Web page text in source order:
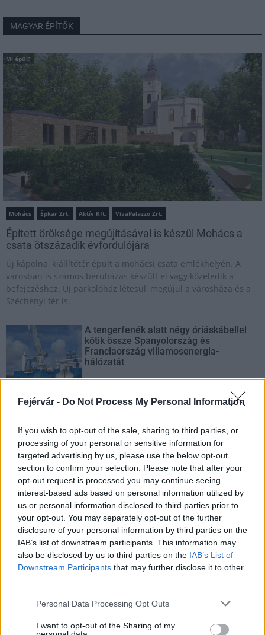
Fejérvár - Do Not Process My Personal Information
If you wish to opt-out of the sale, sharing to third parties, or
processing of your personal or sensitive information for
targeted advertising by us, please use the below opt-out
section to confirm your selection. Please note that after your
opt-out request is processed you may continue seeing
interest-based ads based on personal information utilized by
us or personal information disclosed to third parties prior to
your opt-out. You may separately opt-out of the further
disclosure of your personal information by third parties on the
IAB’s list of downstream participants. This information may
also be disclosed by us to third parties on the IAB’s List of
Downstream Participants that may further disclose it to other
Please note that this website/app uses one or more Google
not limited to your visit or usage behaviour. You may click to
Personal Data Processing Opt Outs
I want to opt-out of the Sharing of my
MAGYAR ÉPÍTŐK
Mi épül?
Mohács Épkar Zrt. Aktív Kft. VivaPalazzo Zrt.
Épített öröksége megújításával is készül Mohács a
csata ötszázadik évfordulójára
Új kápolna, kiállítótér épült a mohácsi csata emlékhelyén. A
városban is számos beruházás készült el vagy közeledik a
befejezéshez. Új parkolóház létesül, megújul a városháza és a
Széchenyi tér is.
A tengerfenék alatt négy óriáskábellel
kötik össze Spanyolország és
Franciaország villamosenergia-
hálózatát
Még több zöld, még több virág és új
játszótér Debrecen egyik legfontosabb
Fából épül Budakeszi új óvodája
Gyárleállításokkal és átszervezett
termeléssel tehermentesíti a
villamosenergia-rendszert a STRABAG